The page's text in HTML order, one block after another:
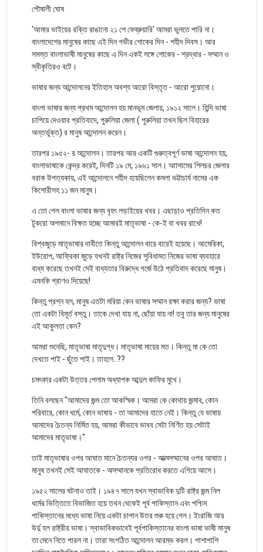
পৌষালী ঘোষ
'আমার ভাইয়ের রক্তি রাঙানো ২১ শে ফেব্রুয়ারি' আমরা ভুলতে পারি না।
বাংলাদেশের মানুষের কাছে এই দিন গভীর শোকের দিন - শহীদ দিবস। আর
সমস্ত বাংলাভাষী মানুষের কাছে এ দিন একই সঙ্গে শোকের - শ্রদ্ধার - সম্মান ও
স্বীকৃতিরও বটে।
ভাষার জন্য আন্দোলনের ইতিহাস অবশ্য আরো বিস্তৃত - আরো পুরোনো।
বাংলা ভাষার জন্য প্রথম আন্দোলন হয় মানভূম জেলায়, ১৯১২ সালে। হিন্দি ভাষা
চাপিয়ে দেওয়ার প্রতিবাদে, পুরুলিয়া জেলা ( পুরুলিয়া তখন ছিল বিহারের
অন্তর্ভুক্ত) র মানুষ আন্দোলন করেন।
তারপর ১৯৫২- র আন্দোলন। তারপর আর একটি গুরুত্বপূর্ণ ভাষা আন্দোলন হয়,
বাংলাভাষাকে কেন্দ্র করেই, দিনটি ১৯ মে, ১৯৬১ সাল। আাসামের শিলচর জেলার
বরাক উপত্যকায়, এই আন্দোলনে শহীদ হয়েছিলেন কমলা ভট্টাচার্য নামের এক
কিশোরীসহ ১১ জন মানুষ।
এ তো গেল বাংলা ভাষার জন্য বৃহৎ লড়াইয়ের খবর। এছাড়াও প্রতিদিন কত
টুকরো অপমানে বিক্ষত হচ্ছে আমারই মাতৃভাষা - কে-ই বা খবর রাখে!
বিশ্বজুড়ে মাতৃভাষার দাবীতে কিন্তু আন্দোলন বারে বারেই হয়েছে। আমেরিকা,
ইউরোপ, আফ্রিকা জুড়ে যখনই রাষ্ট্র নিজের সুবিধামত নিজের ভাষা ব্যবহারে
বাধ্য করেছে তখনই সেই বাধ্যতার বিরুদ্ধে গর্জে উঠে প্রতিবাদ করেছে মানুষ।
এমনকি প্রাণও দিয়েছে!
কিন্তু প্রশ্ন হল, মানুষ এতটা মরিয়া কেন ভাষার সম্মান রক্ষা করার জন্য? ভাষা
তো একটা বিমূর্ত বস্তু। তাকে দেখা যায় না, ছোঁয়া যায় না! তবু তার জন্য মানুষের
এই আকুলতা কেন?
আমরা শুনেছি, মাতৃভাষা মাতৃদুগ্ধ। মাতৃভাষা মায়ের মত। কিন্তু মা কে তো
দেখতে পাই - ছুঁতে পাই। তাহলে..??
চমৎকার একটা উত্তর পেলাম অধ্যাপক আব্দুল কাফির মুখে।
তিনি বলছেন "আমাদের জন্ম তো আকস্মিক। আমরা কে কোথায় জন্মাব, কোন
পরিবারে, কোন ধর্মে, কোন ভাষায় - তা আমাদের হাতে নেই। কিন্তু যে ভাষায়
আমাদের চৈতন্য নির্মিত হয়, আমরা কীভাবে ভাবব সেটা নির্ণিত হয় সেটাই
আমাদের মাতৃভাষা।"
তাই মাতৃভাষার ওপর আঘাত মানে চৈতন্যর ওপর - আত্মসম্মানের ওপর আঘাত।
মানুষ তখনই সেই আঘাতকে - অসম্মানকে প্রতিরোধ করতে এগিয়ে আসে।
১৯৫২ সালের ঘটনাও তাই। ১৯৪৭ সালে যখন স্বাভাবিক দুটি রাষ্ট্র জন্ম নিল
ধর্মের ভিত্তিতে বিভাজিত হয়ে তখন থেকেই পূর্ব পাকিস্তান এবং পশ্চিম
পাকিস্তানের মধ্যে ভাষা নিয়ে একটা চাপান উতর শুরু হয়ে গেল। ইংরাজি আর
উর্দু হল রাষ্ট্রীয় ভাষা। স্বাভাবিকভাবেই পূর্বপাকিস্তানের বাংলা ভাষা ভাষী মানুষ
তা মেনে নিতে পারল না। তারা সংগঠিত আন্দোলন আরম্ভ করল। পাশাপাশি